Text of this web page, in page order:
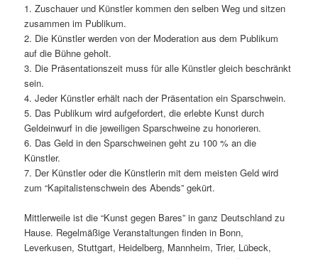
1. Zuschauer und Künstler kommen den selben Weg und sitzen
zusammen im Publikum.
2. Die Künstler werden von der Moderation aus dem Publikum
auf die Bühne geholt.
3. Die Präsentationszeit muss für alle Künstler gleich beschränkt
sein.
4. Jeder Künstler erhält nach der Präsentation ein Sparschwein.
5. Das Publikum wird aufgefordert, die erlebte Kunst durch
Geldeinwurf in die jeweiligen Sparschweine zu honorieren.
6. Das Geld in den Sparschweinen geht zu 100 % an die
Künstler.
7. Der Künstler oder die Künstlerin mit dem meisten Geld wird
zum “Kapitalistenschwein des Abends” gekürt.
Mittlerweile ist die “Kunst gegen Bares” in ganz Deutschland zu
Hause. Regelmäßige Veranstaltungen finden in Bonn,
Leverkusen, Stuttgart, Heidelberg, Mannheim, Trier, Lübeck,